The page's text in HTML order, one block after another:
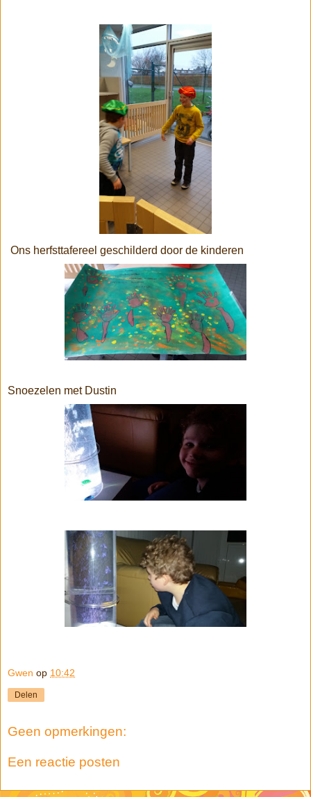
Ons herfsttafereel geschilderd door de kinderen
Snoezelen met Dustin
Gwen op 10:42
Delen
Geen opmerkingen:
Een reactie posten